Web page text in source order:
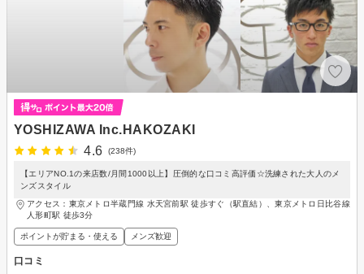
YOSHIZAWA Inc.HAKOZAKI
4.6
(238件)
【エリアNO.1の来店数/月間1000以上】圧倒的な口コミ高評価☆洗練された大人のメ
ンズスタイル
アクセス：東京メトロ半蔵門線 水天宮前駅 徒歩すぐ（駅直結）、東京メトロ日比谷線
人形町駅 徒歩3分
ポイントが貯まる・使える メンズ歓迎
口コミ